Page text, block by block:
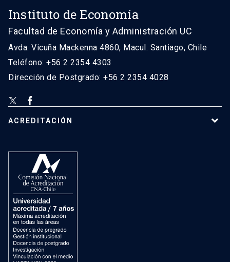
Instituto de Economía
Facultad de Economía y Administración UC
Avda. Vicuña Mackenna 4860, Macul. Santiago, Chile
Teléfono: +56 2 2354 4303
Dirección de Postgrado: +56 2 2354 4028
ACREDITACIÓN